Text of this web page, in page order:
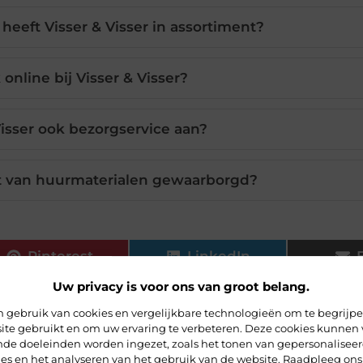
Uw privacy is voor ons van groot belang.
gebruik van cookies en vergelijkbare technologieën om te
gebruikt en om uw ervaring te verbeteren. Deze cookies kunnen
doeleinden worden ingezet, zoals het tonen van
en het analyseren van het gebruik van de website. Raadpleeg ons
Visser & Visser in assortiment?
bij Visser & Visser?
ook bezorgservice aan?
huurmaterialen gewaarborgd?
Pinterest LinkedIn
Peters de Lang
Contentstrateeg